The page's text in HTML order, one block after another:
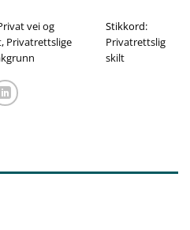
vei og
, Privatrettslige
Stikkord:
Privatrettslig
skilt